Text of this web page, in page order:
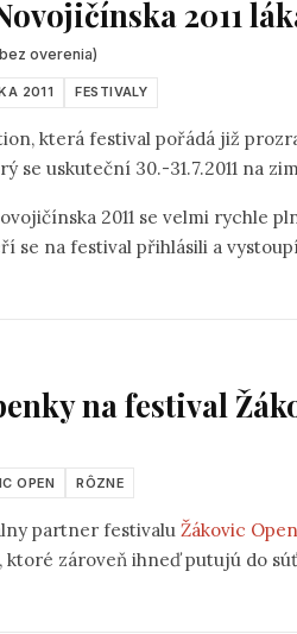
2011
overenia)
2011 FESTIVALY
která festival pořádá již
se uskuteční 30.-31.7.2011 na
se velmi rychle plní. Zde Vám již nyní dáváme
některých učinkujících, kteří se na festival přihlásili a
na festival
OPEN RÔZNE
partner festivalu Žákovic Open
zároveň ihneď putujú do